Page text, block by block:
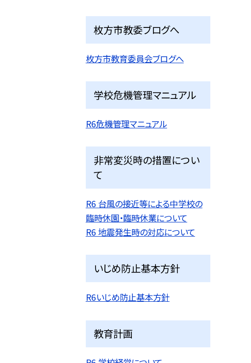
枚方市教委ブログへ
枚方市教育委員会ブログへ
学校危機管理マニュアル
R6危機管理マニュアル
非常変災時の措置につい
て
R6 台風の接近等による中学校の
臨時休園・臨時休業について
R6 地震発生時の対応について
いじめ防止基本方針
R6いじめ防止基本方針
教育計画